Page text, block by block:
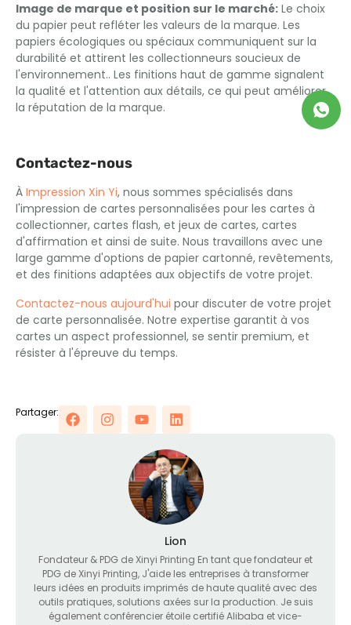
Image de marque et position sur le marché: Le choix
du papier peut refléter les valeurs de la marque. Les
papiers écologiques ou spéciaux communiquent sur la
durabilité et attirent les collectionneurs soucieux de
l'environnement.. Les finitions haut de gamme signalent
la qualité et l'attention aux détails, ce qui peut améliorer
la réputation de la marque.
Contactez-nous
À Impression Xin Yi, nous sommes spécialisés dans
l'impression de cartes personnalisées pour les cartes à
collectionner, cartes flash, et jeux de cartes, cartes
d'affirmation et ainsi de suite. Nous travaillons avec une
large gamme d'options de papier cartonné, revêtements,
et des finitions adaptées aux objectifs de votre projet.
Contactez-nous aujourd'hui pour discuter de votre projet
de carte personnalisée. Notre expertise garantit à vos
cartes un aspect professionnel, se sentir premium, et
résister à l'épreuve du temps.
Partager:
Lion
Fondateur & PDG de Xinyi Printing En tant que fondateur et
PDG de Xinyi Printing, J'aide les entreprises à transformer
leurs idées en produits imprimés de haute qualité avec des
outils pratiques, solutions axées sur la production. Je suis
également conférencier étoile certifié Alibaba et vice-